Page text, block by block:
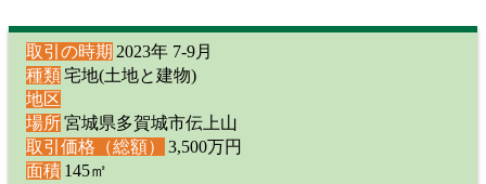
取引の時期 2023年 7-9月
種類 宅地(土地と建物)
地区
場所宮城県多賀城市伝上山
取引価格（総額）
3,500万円
面積 145㎡